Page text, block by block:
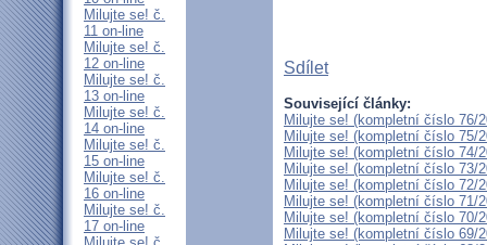
Milujte se! č.
11 on-line
Milujte se! č.
12 on-line
Milujte se! č.
13 on-line
Milujte se! č.
14 on-line
Milujte se! č.
15 on-line
Milujte se! č.
16 on-line
Milujte se! č.
17 on-line
Sdílet
Související články:
Milujte se! (kompletní číslo 76/
Milujte se! (kompletní číslo 75/
Milujte se! (kompletní číslo 74/
Milujte se! (kompletní číslo 73/
Milujte se! (kompletní číslo 72/
Milujte se! (kompletní číslo 71/
Milujte se! (kompletní číslo 70/
Milujte se! (kompletní číslo 69/